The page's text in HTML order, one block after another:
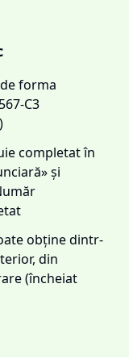
forma
C3
completat în
și
obține dintr-
din
(încheiat